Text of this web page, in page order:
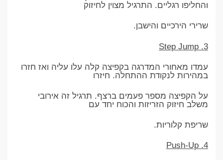
והחליפו רגליים. התרגיל מצוין לחיזוק
שרירי הירכיים והישבן.
3. Step Jump
עמדו מאחורי המדרגה בקפיצה קלה עלו עליה ואז חזרו
במהירות לנקודת ההתחלה. חיזרו
על הקפיצה מספר פעמים ברצף. תרגיל זה אירובי
משלב חיזוק הזריזות והכוח יחד עם
שריפת קלוריות.
4. Push-Up